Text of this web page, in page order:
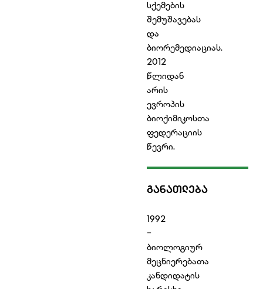
სქემების
შემუშავებას
და
ბიორემედიაციას.
2012
წლიდან
არის
ევროპის
ბიოქიმიკოსთა
ფედერაციის
წევრი.
ᲒᲐᲜᲐᲗᲚᲔᲑᲐ
1992
-
ბიოლოგიურ
მეცნიერებათა
კანდიდატის